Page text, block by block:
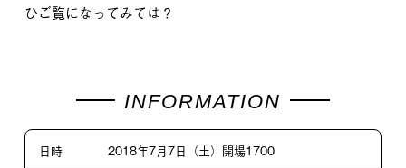
ひご覧になってみては？
日時 2018年7月7日（土）開場1700